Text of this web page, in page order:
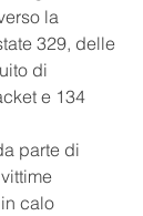
la
329, delle
di
e 134
parte di
calo